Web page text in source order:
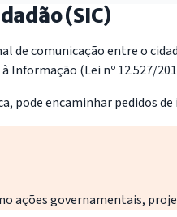
(SIC)
de comunicação entre o
Informação (Lei nº 12.527/
pode encaminhar pedidos
ações governamentais,